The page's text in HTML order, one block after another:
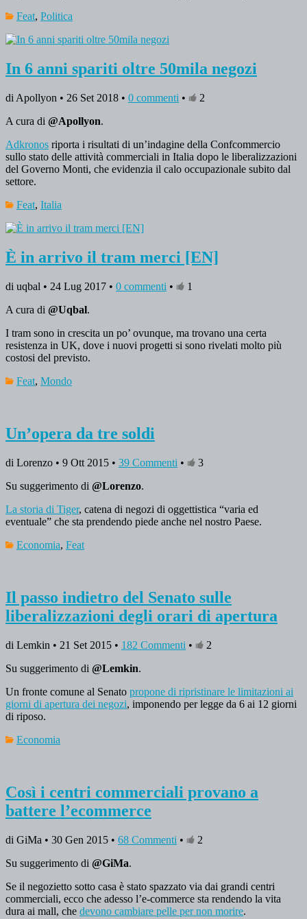
Feat, Politica
In 6 anni spariti oltre 50mila negozi
di Apollyon • 26 Set 2018 • 0 commenti •
2
A cura di @Apollyon.
Adkronos riporta i risultati di un’indagine della Confcommercio
sullo stato delle attività commerciali in Italia dopo le liberalizzazioni
del Governo Monti, che evidenzia il calo occupazionale subito dal
settore.
Feat, Italia
È in arrivo il tram merci [EN]
di uqbal • 24 Lug 2017 • 0 commenti •
1
A cura di @Uqbal.
I tram sono in crescita un po’ ovunque, ma trovano una certa
resistenza in UK, dove i nuovi progetti si sono rivelati molto più
costosi del previsto.
Feat, Mondo
Un’opera da tre soldi
di Lorenzo • 9 Ott 2015 • 39 Commenti •
3
Su suggerimento di @Lorenzo.
La storia di Tiger, catena di negozi di oggettistica “varia ed
eventuale” che sta prendendo piede anche nel nostro Paese.
Economia, Feat
Il passo indietro del Senato sulle
liberalizzazioni degli orari di apertura
di Lemkin • 21 Set 2015 • 182 Commenti •
2
Su suggerimento di @Lemkin.
Un fronte comune al Senato propone di ripristinare le limitazioni ai
giorni di apertura dei negozi, imponendo per legge da 6 ai 12 giorni
di riposo.
Economia
Così i centri commerciali provano a
battere l’ecommerce
di GiMa • 30 Gen 2015 • 68 Commenti •
2
Su suggerimento di @GiMa.
Se il negozietto sotto casa è stato spazzato via dai grandi centri
commerciali, ecco che adesso l’e-commerce sta rendendo la vita
dura ai mall, che devono cambiare pelle per non morire.